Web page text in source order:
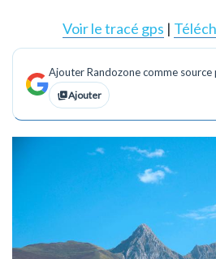
Voir le tracé gps |
Ajouter Randozone comme
Ajouter